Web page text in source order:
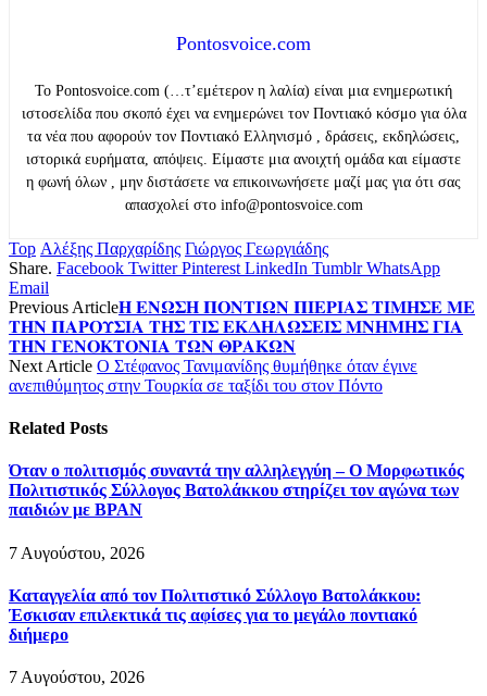
Pontosvoice.com
Το Pontosvoice.com (…τ’εμέτερον η λαλία) είναι μια ενημερωτική
ιστοσελίδα που σκοπό έχει να ενημερώνει τον Ποντιακό κόσμο για όλα
τα νέα που αφορούν τον Ποντιακό Ελληνισμό , δράσεις, εκδηλώσεις,
ιστορικά ευρήματα, απόψεις. Είμαστε μια ανοιχτή ομάδα και είμαστε
η φωνή όλων , μην διστάσετε να επικοινωνήσετε μαζί μας για ότι σας
απασχολεί στο info@pontosvoice.com
Top Αλέξης Παρχαρίδης Γιώργος Γεωργιάδης
Share. Facebook Twitter Pinterest LinkedIn Tumblr WhatsApp
Email
Previous Article𝚮 𝚬𝚴𝛀𝚺𝚮 𝚷𝚶𝚴𝚻𝚰𝛀𝚴 𝚷𝚰𝚬𝚸𝚰𝚨𝚺 𝚻𝚰𝚳𝚮𝚺𝚬 𝚳𝚬
𝚻𝚮𝚴 𝚷𝚨𝚸𝚶𝚼𝚺𝚰𝚨 𝚻𝚮𝚺 𝚻𝚰𝚺 𝚬𝚱𝚫𝚮𝚲𝛀𝚺𝚬𝚰𝚺 𝚳𝚴𝚮𝚳𝚮𝚺 𝚪𝚰𝚨
𝚻𝚮𝚴 𝚪𝚬𝚴𝚶𝚱𝚻𝚶𝚴𝚰𝚨 𝚻𝛀𝚴 𝚯𝚸𝚨𝚱𝛀𝚴
Next Article Ο Στέφανος Τανιμανίδης θυμήθηκε όταν έγινε
ανεπιθύμητος στην Τουρκία σε ταξίδι του στον Πόντο
Related Posts
Όταν ο πολιτισμός συναντά την αλληλεγγύη – Ο Μορφωτικός
Πολιτιστικός Σύλλογος Βατολάκκου στηρίζει τον αγώνα των
παιδιών με BPAN
7 Αυγούστου, 2026
Καταγγελία από τον Πολιτιστικό Σύλλογο Βατολάκκου:
Έσκισαν επιλεκτικά τις αφίσες για το μεγάλο ποντιακό
διήμερο
7 Αυγούστου, 2026